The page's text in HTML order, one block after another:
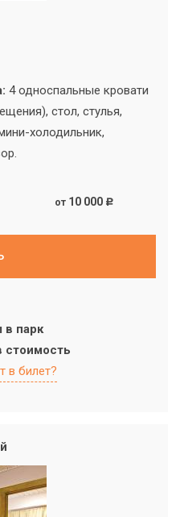
4 односпальные кровати
стол, стулья,
холодильник,
от10 000 c
в парк
в билет?